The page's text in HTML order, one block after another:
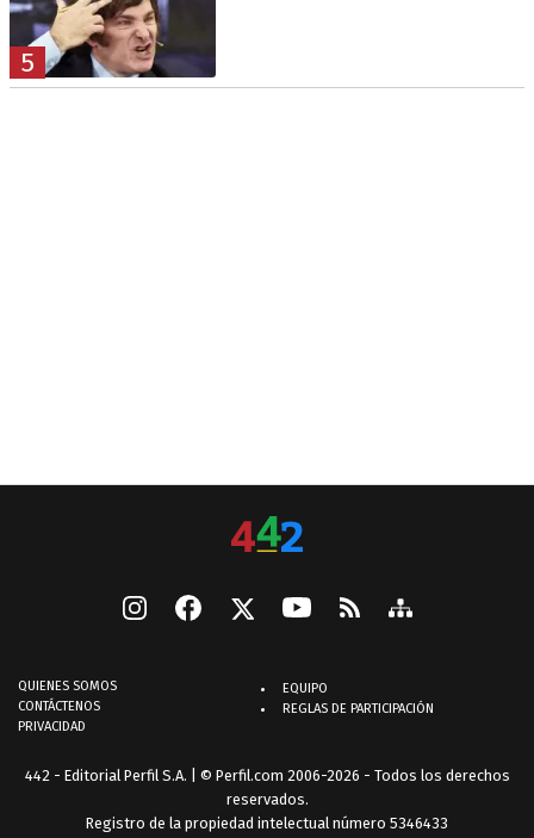
5
QUIENES SOMOS
CONTÁCTENOS
PRIVACIDAD
EQUIPO
REGLAS DE PARTICIPACIÓN
442 - Editorial Perfil S.A. | © Perfil.com 2006-2026 - Todos los derechos
reservados.
Registro de la propiedad intelectual número 5346433